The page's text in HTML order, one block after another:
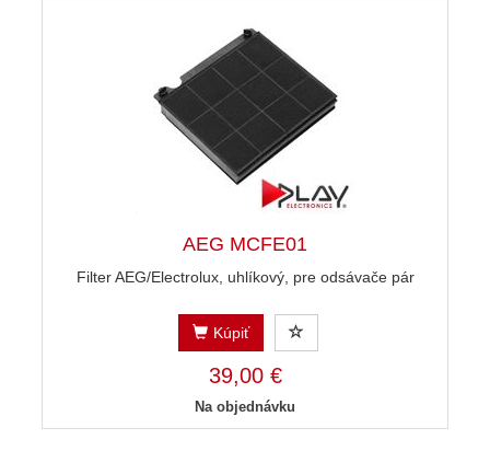
AEG MCFE01
Filter AEG/Electrolux, uhlíkový, pre odsávače pár
Kúpiť
39,00 €
Na objednávku